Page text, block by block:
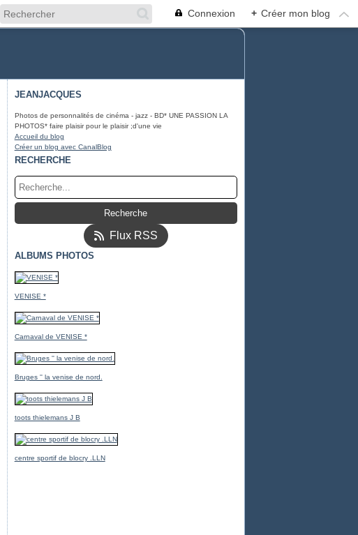
Connexion + Créer mon blog
JEANJACQUES
Photos de personnalités de cinéma - jazz - BD* UNE PASSION LA
PHOTOS* faire plaisir pour le plaisir ;d'une vie
Accueil du blog
Créer un blog avec CanalBlog
RECHERCHE
Flux RSS
ALBUMS PHOTOS
VENISE *
Carnaval de VENISE *
Bruges '' la venise de nord.
toots thielemans J B
centre sportif de blocry .LLN